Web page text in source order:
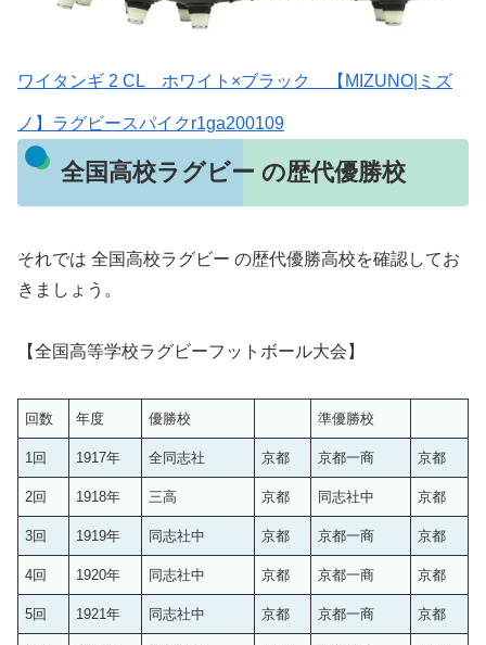
ワイタンギ 2 CL ホワイト×ブラック 【MIZUNO|ミズ
ノ】ラグビースパイクr1ga200109
全国高校ラグビー の歴代優勝校
それでは 全国高校ラグビー の歴代優勝高校を確認してお
きましょう。
【全国高等学校ラグビーフットボール大会】
回数 年度 優勝校 準優勝校
1回 1917年 全同志社 京都 京都一商 京都
2回 1918年 三高 京都 同志社中 京都
3回 1919年 同志社中 京都 京都一商 京都
4回 1920年 同志社中 京都 京都一商 京都
5回 1921年 同志社中 京都 京都一商 京都